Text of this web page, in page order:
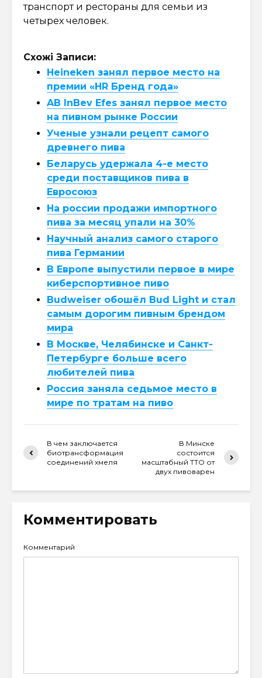
транспорт и рестораны для семьи из
четырех человек.
Схожі Записи:
Heineken занял первое место на
премии «HR Бренд года»
AB InBev Efes занял первое место
на пивном рынке России
Ученые узнали рецепт самого
древнего пива
Беларусь удержала 4-е место
среди поставщиков пива в
Евросоюз
На россии продажи импортного
пива за месяц упали на 30%
Научный анализ самого старого
пива Германии
В Европе выпустили первое в мире
киберспортивное пиво
Budweiser обошёл Bud Light и стал
самым дорогим пивным брендом
мира
В Москве, Челябинске и Санкт-
Петербурге больше всего
любителей пива
Россия заняла седьмое место в
мире по тратам на пиво
В чем заключается
биотрансформация
соединений хмеля
В Минске
состоится
масштабный ТТО от
двух пивоварен
Комментировать
Комментарий